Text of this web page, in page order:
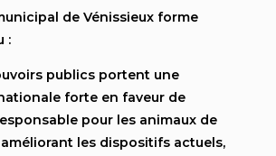
de Vénissieux forme
:
publics portent une
forte en faveur de
pour les animaux de
les dispositifs actuels,